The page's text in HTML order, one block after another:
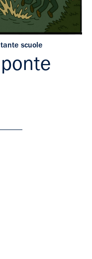
scuole